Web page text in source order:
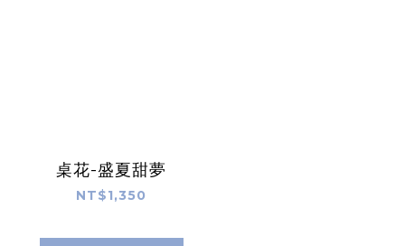
桌花-盛夏甜夢
NT$1,350